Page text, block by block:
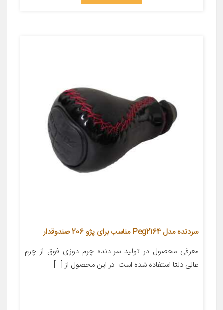
سردنده مدل Peg2164 مناسب برای پژو 206 صندوقدار
معرفی محصول در تولید سر دنده چرم دوزی فوق از چرم
عالی دلتا استفاده شده است. در این محصول از […]